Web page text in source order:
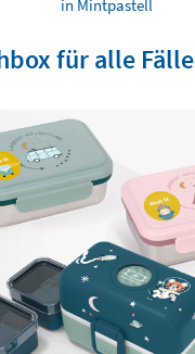
in Mintpastell
für alle Fälle